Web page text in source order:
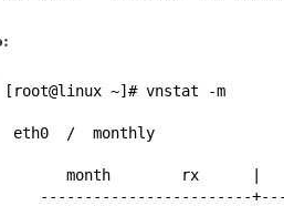
[root@linux ~]# vnstat -m
eth0  /  monthly
month        rx      |
------------------------